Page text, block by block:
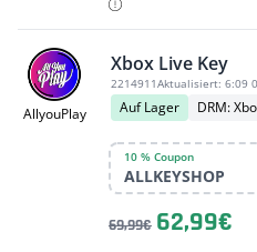
AllyouPlay
Xbox Live Key
2214911Aktualisiert: 6:09
Auf Lager DRM:
10 % Coupon
ALLKEYSHOP
69,99€ 62,99€